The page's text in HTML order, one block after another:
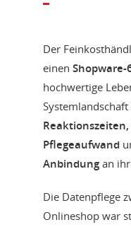
Der
einen
hochwertige
Pflegeaufwand
Anbindungan
Die Datenpflege
Onlineshop war